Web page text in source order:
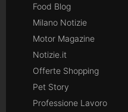
Food Blog
Milano Notizie
Motor Magazine
Notizie.it
Offerte Shopping
Pet Story
Professione Lavoro